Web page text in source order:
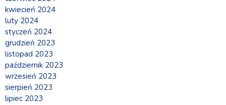
kwiecień 2024
luty 2024
styczeń 2024
grudzień 2023
listopad 2023
październik 2023
wrzesień 2023
sierpień 2023
lipiec 2023